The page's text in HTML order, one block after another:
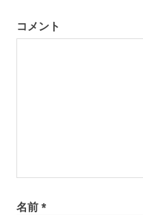
ラ
ウ
ブ
ウ
ン
コメント
名前*